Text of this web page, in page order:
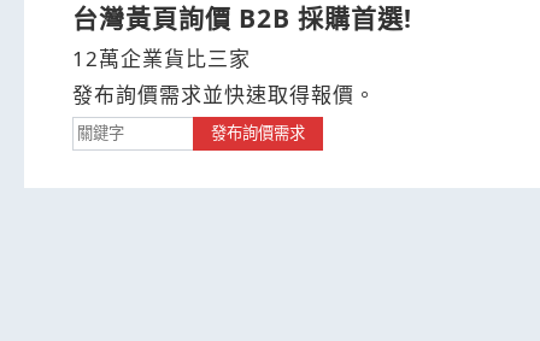
台灣黃頁詢價 B2B 採購首選!
12萬企業貨比三家
發布詢價需求並快速取得報價。
發布詢價需求